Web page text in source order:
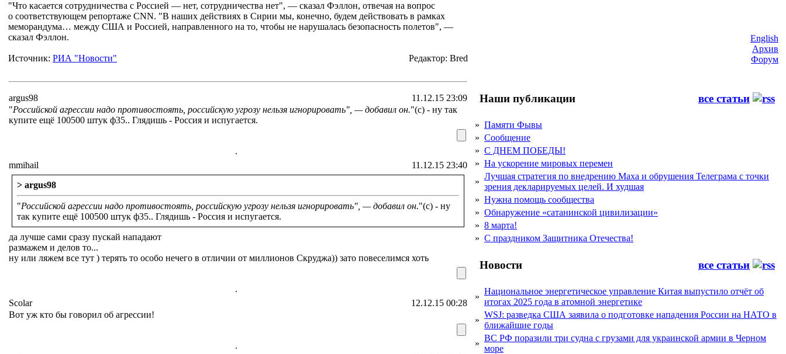
"Что касается сотрудничества с Россией — нет, сотрудничества нет", — сказал Фэллон, отвечая на вопрос
о соответствующем репортаже CNN. "В наших действиях в Сирии мы, конечно, будем действовать в рамках
меморандума… между США и Россией, направленного на то, чтобы не нарушалась безопасность полетов", —
сказал Фэллон.
Источник: РИА "Новости" Редактор: Bred
argus98
11.12.15 23:09
"Российской агрессии надо противостоять, российскую угрозу нельзя игнорировать", — добавил он."(с) - ну так
купите ещё 100500 штук ф35.. Глядишь - Россия и испугается.
.
mmihail
11.12.15 23:40
> argus98
"Российской агрессии надо противостоять, российскую угрозу нельзя игнорировать", — добавил он."(с) - ну
так купите ещё 100500 штук ф35.. Глядишь - Россия и испугается.
да лучше сами сразу пускай нападают
размажем и делов то...
ну или ляжем все тут ) терять то особо нечего в отличии от миллионов Скруджа)) зато повеселимся хоть
.
Scolar
12.12.15 00:28
Вот уж кто бы говорил об агрессии!
.
English
Архив
Форум
Наши публикации все статьи
» Памяти Фывы
» Сообщение
» С ДНЕМ ПОБЕДЫ!
» На ускорение мировых перемен
»
Лучшая стратегия по внедрению Маха и обрушения Телеграма с точки
зрения декларируемых целей. И худшая
» Нужна помощь сообщества
» Обнаружение «сатанинской цивилизации»
» 8 марта!
» С праздником Защитника Отечества!
Новости все статьи
»
Национальное энергетическое управление Китая выпустило отчёт об
итогах 2025 года в атомной энергетике
»
WSJ: разведка США заявила о подготовке нападения России на НАТО в
ближайшие годы
»
ВС РФ поразили три судна с грузами для украинской армии в Черном
море